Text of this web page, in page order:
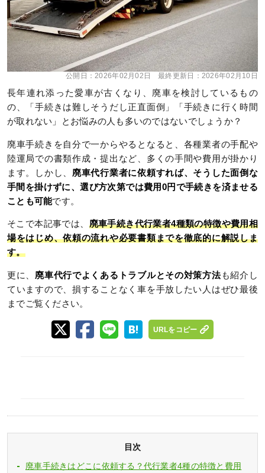
公開日：2026年02月02日 最終更新日： 2026年02月10日
長年連れ添った愛車が古くなり、廃車を検討しているもの
の、「手続きは難しそうだし正直面倒」「手続きに行く時間
が取れない」とお悩みの人も多いのではないでしょうか？
廃車手続きを自分で一からやるとなると、各種業者の手配や
陸運局での書類作成・提出など、多くの手間や費用が掛かり
ます。しかし、 廃車代行業者に依頼すれば、そうした面倒な
手間を掛けずに、選び方次第では費用0円で手続きを済ませる
ことも可能です。
そこで本記事では、 廃車手続き代行業者4種類の特徴や費用相
場をはじめ、依頼の流れや必要書類までを徹底的に解説しま
す。
更に、 廃車代行でよくあるトラブルとその対策方法も紹介し
ていますので、損することなく車を手放したい人はぜひ最後
までご覧ください。
URLをコピー
目次
廃車手続きはどこに依頼する？代行業者4種の特徴と費用